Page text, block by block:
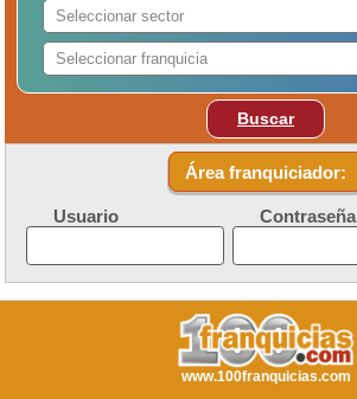
Buscar
Área franquiciador:
Usuario Contraseña
www.100franquicias.com